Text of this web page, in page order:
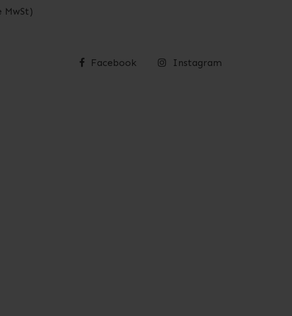
MwSt)
Facebook Instagram